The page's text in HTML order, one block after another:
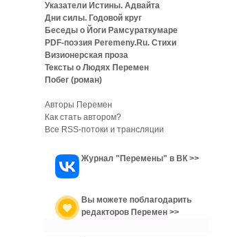
Указатели Истины. Адвайта
Дни силы. Годовой круг
Беседы о Йоги Рамсураткумаре
PDF-поэзия Peremeny.Ru. Стихи
Визионерская проза
Тексты о Людях Перемен
Побег (роман)
Авторы Перемен
Как стать автором?
Все RSS-потоки и трансляции
Журнал "Перемены" в ВК >>
Вы можете поблагодарить
редакторов Перемен >>